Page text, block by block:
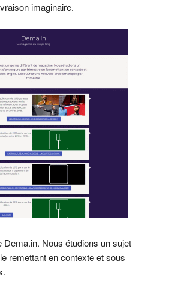
imaginaire.
Dema.in. Nous étudions un sujet
remettant en contexte et sous